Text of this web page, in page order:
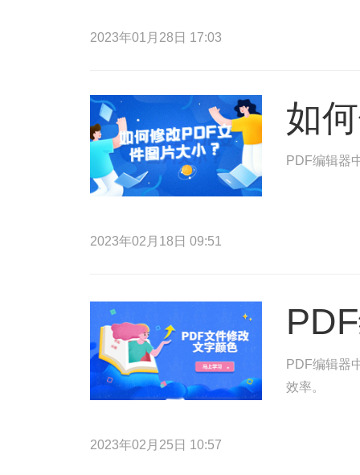
2023年01月28日 17:03
如
PDF编辑器
2023年02月18日 09:51
PDF编辑器
效率。
2023年02月25日 10:57